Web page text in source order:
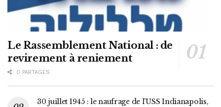
Le Rassemblement National : de
revirement à reniement
0 PARTAGES
30 juillet 1945 : le naufrage de l’USS Indianapolis,